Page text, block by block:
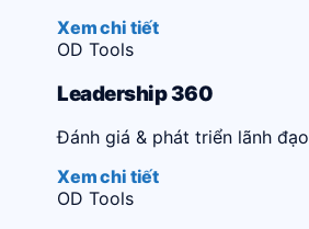
Xem chi tiết
OD Tools
Leadership 360
Đánh giá & phát triển lãnh đạo
Xem chi tiết
OD Tools